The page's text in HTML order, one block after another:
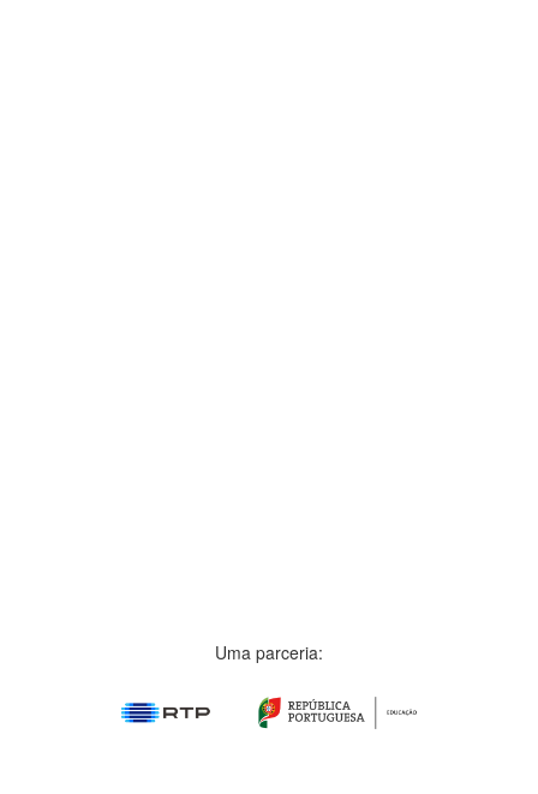
Uma parceria: